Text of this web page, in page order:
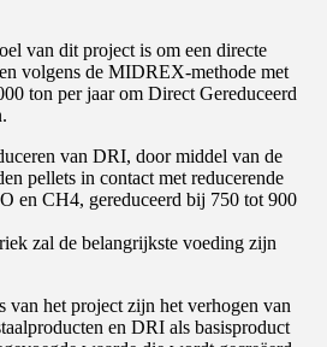
van dit project is om een directe
volgens de MIDREX-methode met
ton per jaar om Direct Gereduceerd
van DRI, door middel van de
pellets in contact met reducerende
en CH4, gereduceerd bij 750 tot 900
zal de belangrijkste voeding zijn
van het project zijn het verhogen van
en DRI als basisproduct